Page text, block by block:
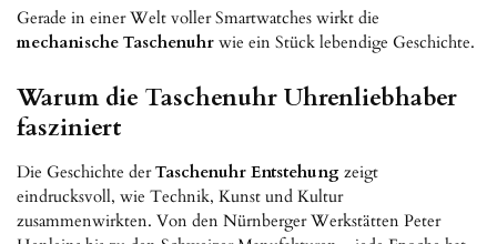
Gerade in einer Welt voller Smartwatches wirkt die
mechanische Taschenuhr wie ein Stück lebendige Geschichte.
Warum die Taschenuhr Uhrenliebhaber
fasziniert
Die Geschichte derTaschenuhr Entstehung zeigt
eindrucksvoll, wie Technik, Kunst und Kultur
zusammenwirkten. Von den Nürnberger Werkstätten Peter